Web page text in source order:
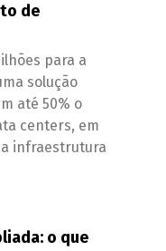
de
para a
solução
até 50% o
centers, em
infraestrutura
o que